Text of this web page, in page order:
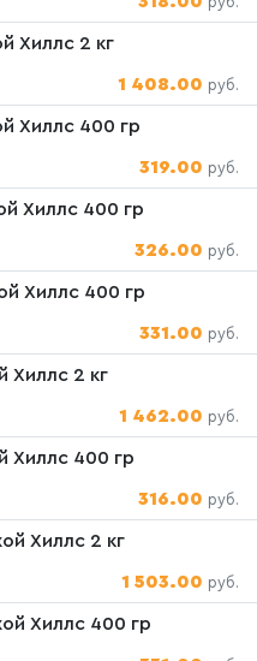
Хиллс 2 кг
1 408.00 руб.
Хиллс 400 гр
319.00 руб.
Хиллс 400 гр
326.00 руб.
Хиллс 400 гр
331.00 руб.
2 кг
1 462.00 руб.
Хиллс 400 гр
316.00 руб.
Хиллс 2 кг
1 503.00 руб.
Хиллс 400 гр